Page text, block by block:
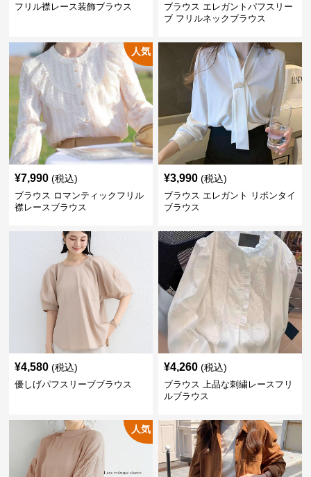
フリル襟レース装飾ブラウス
ブラウス エレガントパフスリー
ブ フリルネックブラウス
人気
¥7,990 (税込)
ブラウス ロマンティックフリル
襟レースブラウス
¥3,990 (税込)
ブラウス エレガント リボンタイ
ブラウス
¥4,580 (税込)
優しげパフスリーブブラウス
¥4,260 (税込)
ブラウス 上品な刺繍レースフリ
ルブラウス
人気